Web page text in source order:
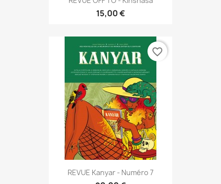
15,00 €
REVUE Kanyar - Numéro 7
favorite_border